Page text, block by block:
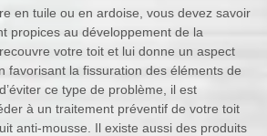
en tuile ou en ardoise, vous devez savoir
propices au développement de la
votre toit et lui donne un aspect
favorisant la fissuration des éléments de
ce type de problème, il est
à un traitement préventif de votre toit
anti-mousse. Il existe aussi des produits